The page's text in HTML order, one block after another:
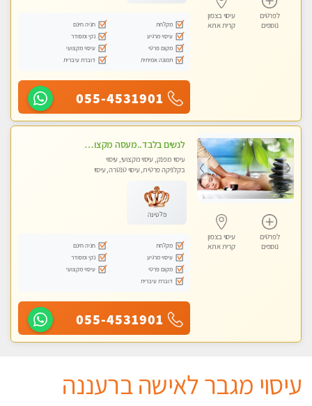
לפרטים
נוספים
עיסוי בצפון
קרית אתא
מקלחת
חניה חינם
עיסוי מרגיע
נקי ומסודר
מקום פרטי
עיסוי מקצועי
תמונה אמיתית
דוברת עיברית
055-4531901
לפרטים
נוספים
עיסוי בצפון
קרית אתא
לנשים בלבד..מעסה מקצועי לנשים בלבד
עיסוי מפנק, עיסוי מקצועי, עיסוי
בקלניקה פרטית, עיסוי טנטרה, עיסוי
פלטינה
מקלחת
חניה חינם
עיסוי מרגיע
נקי ומסודר
מקום פרטי
עיסוי מקצועי
דוברת עיברית
055-4531901
עיסוי מגבר לאישה ברעננה